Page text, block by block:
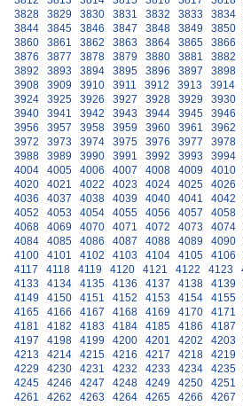
3828
3829 3830 3831 3832 3833 3834
3844
3845 3846 3847 3848 3849 3850
3860
3861 3862 3863 3864 3865 3866
3876
3877 3878 3879 3880 3881 3882
3892
3893 3894 3895 3896 3897 3898
3908
3909 3910 3911 3912 3913 3914
3924
3925 3926 3927 3928 3929 3930
3940
3941 3942 3943 3944 3945 3946
3956
3957 3958 3959 3960 3961 3962
3972
3973 3974 3975 3976 3977 3978
3988
3989 3990 3991 3992 3993 3994
4004
4005 4006 4007 4008 4009 4010
4020
4021 4022 4023 4024 4025 4026
4036
4037 4038 4039 4040 4041 4042
4052
4053 4054 4055 4056 4057 4058
4068
4069 4070 4071 4072 4073 4074
4084
4085 4086 4087 4088 4089 4090
4100
4101 4102 4103 4104 4105 4106
4117
4118 4119 4120 4121 4122 4123
4133
4134 4135 4136 4137 4138 4139
4149
4150 4151 4152 4153 4154 4155
4165
4166 4167 4168 4169 4170 4171
4181
4182 4183 4184 4185 4186 4187
4197
4198 4199 4200 4201 4202 4203
4213
4214 4215 4216 4217 4218 4219
4229
4230 4231 4232 4233 4234 4235
4245
4246 4247 4248 4249 4250 4251
4261
4262 4263 4264 4265 4266 4267